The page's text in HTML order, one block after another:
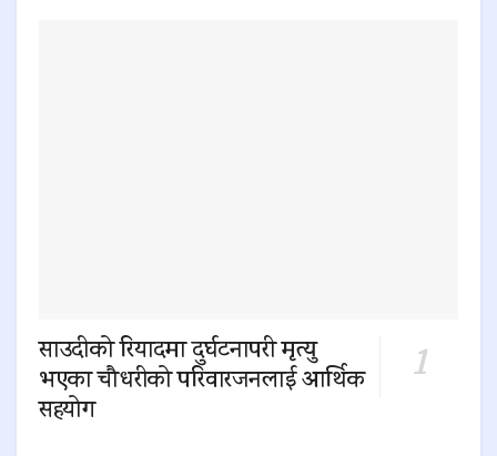
साउदीको रियादमा दुर्घटनापरी मृत्यु
भएका चौधरीको परिवारजनलाई आर्थिक
सहयोग